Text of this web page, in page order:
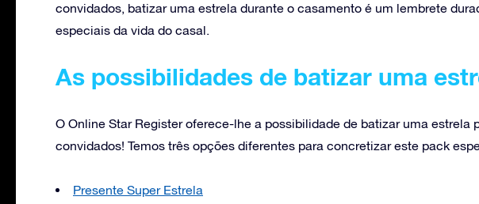
convidados, batizar uma estrela durante o casamento é um lembrete
especiais da vida do casal.
As possibilidades de batizar uma
O Online Star Register oferece-lhe a possibilidade de batizar uma estrela
convidados! Temos três opções diferentes para concretizar este pack
Presente Super Estrela